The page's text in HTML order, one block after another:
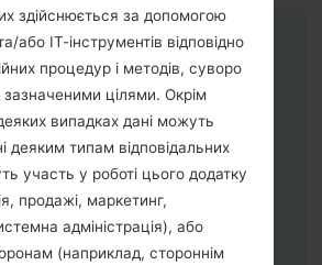
здійснюється за допомогою
або ІТ-інструментів відповідно
процедур і методів, суворо
зазначеними цілями. Окрім
випадках дані можуть
деяким типам відповідальних
участь у роботі цього додатку
продажі, маркетинг,
адміністрація), або
(наприклад, стороннім